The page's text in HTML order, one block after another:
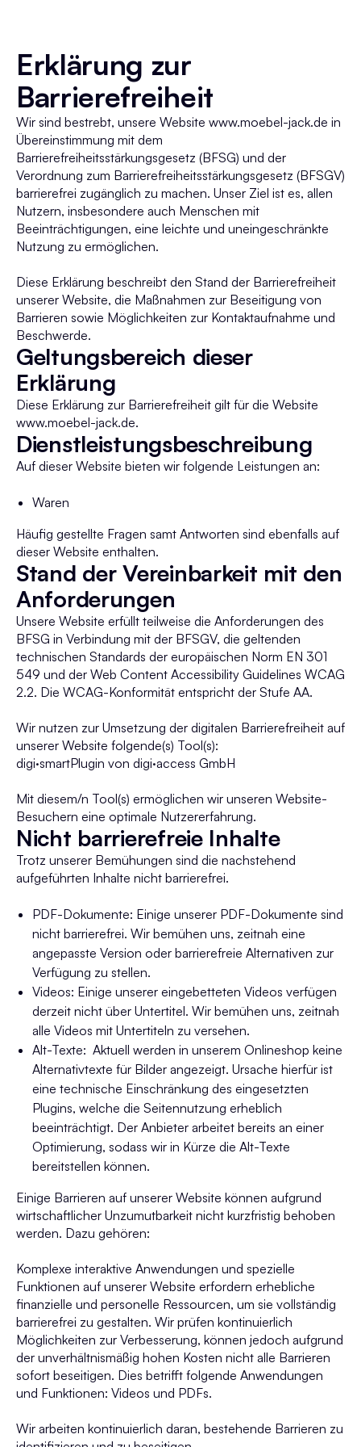
Erklärung zur
Barrierefreiheit
Wir sind bestrebt, unsere Website www.moebel-jack.de in
Übereinstimmung mit dem
Barrierefreiheitsstärkungsgesetz (BFSG) und der
Verordnung zum Barrierefreiheitsstärkungsgesetz (BFSGV)
barrierefrei zugänglich zu machen. Unser Ziel ist es, allen
Nutzern, insbesondere auch Menschen mit
Beeinträchtigungen, eine leichte und uneingeschränkte
Nutzung zu ermöglichen.
Diese Erklärung beschreibt den Stand der Barrierefreiheit
unserer Website, die Maßnahmen zur Beseitigung von
Barrieren sowie Möglichkeiten zur Kontaktaufnahme und
Beschwerde.
Geltungsbereich dieser
Erklärung
Diese Erklärung zur Barrierefreiheit gilt für die Website
www.moebel-jack.de.
Dienstleistungs­beschreibung
Auf dieser Website bieten wir folgende Leistungen an:
Waren
Häufig gestellte Fragen samt Antworten sind ebenfalls auf
dieser Website enthalten.
Stand der Vereinbarkeit mit den
Anforderungen
Unsere Website erfüllt teilweise die Anforderungen des
BFSG in Verbindung mit der BFSGV, die geltenden
technischen Standards der europäischen Norm EN 301
549 und der Web Content Accessibility Guidelines WCAG
2.2. Die WCAG-Konformität entspricht der Stufe AA.
Wir nutzen zur Umsetzung der digitalen Barrierefreiheit auf
unserer Website folgende(s) Tool(s):
digi·smartPlugin von digi·access GmbH
Mit diesem/n Tool(s) ermöglichen wir unseren Website-
Besuchern eine optimale Nutzererfahrung.
Nicht barrierefreie Inhalte
Trotz unserer Bemühungen sind die nachstehend
aufgeführten Inhalte nicht barrierefrei.
PDF-Dokumente: Einige unserer PDF-Dokumente sind
nicht barrierefrei. Wir bemühen uns, zeitnah eine
angepasste Version oder barrierefreie Alternativen zur
Verfügung zu stellen.
Videos: Einige unserer eingebetteten Videos verfügen
derzeit nicht über Untertitel. Wir bemühen uns, zeitnah
alle Videos mit Untertiteln zu versehen.
Alt-Texte: Aktuell werden in unserem Onlineshop keine
Alternativtexte für Bilder angezeigt. Ursache hierfür ist
eine technische Einschränkung des eingesetzten
Plugins, welche die Seitennutzung erheblich
beeinträchtigt. Der Anbieter arbeitet bereits an einer
Optimierung, sodass wir in Kürze die Alt-Texte
bereitstellen können.
Einige Barrieren auf unserer Website können aufgrund
wirtschaftlicher Unzumutbarkeit nicht kurzfristig behoben
werden. Dazu gehören:
Komplexe interaktive Anwendungen und spezielle
Funktionen auf unserer Website erfordern erhebliche
finanzielle und personelle Ressourcen, um sie vollständig
barrierefrei zu gestalten. Wir prüfen kontinuierlich
Möglichkeiten zur Verbesserung, können jedoch aufgrund
der unverhältnismäßig hohen Kosten nicht alle Barrieren
sofort beseitigen. Dies betrifft folgende Anwendungen
und Funktionen: Videos und PDFs.
Wir arbeiten kontinuierlich daran, bestehende Barrieren zu